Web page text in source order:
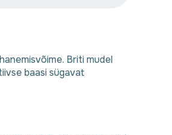
Briti mudel
baasi sügavat